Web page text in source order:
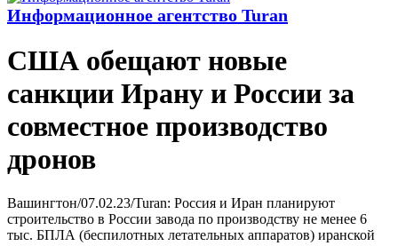
Информационное агентство Turan
США обещают новые
санкции Ирану и России за
совместное производство
дронов
Вашингтон/07.02.23/Turan: Россия и Иран планируют
строительство в России завода по производству не менее 6
тыс. БПЛА (беспилотных летательных аппаратов) иранской